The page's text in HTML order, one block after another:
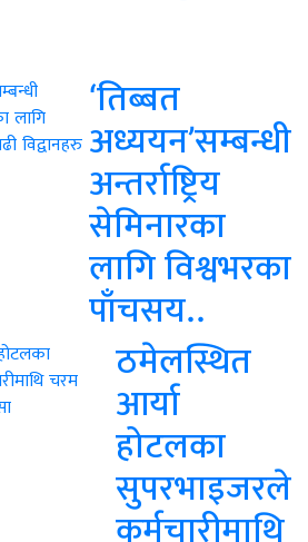
‘तिब्बत
अध्ययन’सम्बन्धी
अन्तर्राष्ट्रिय
सेमिनारका
लागि विश्वभरका
पाँचसय..
ठमेलस्थित
आर्या
होटलका
सुपरभाइजरले
कर्मचारीमाथि